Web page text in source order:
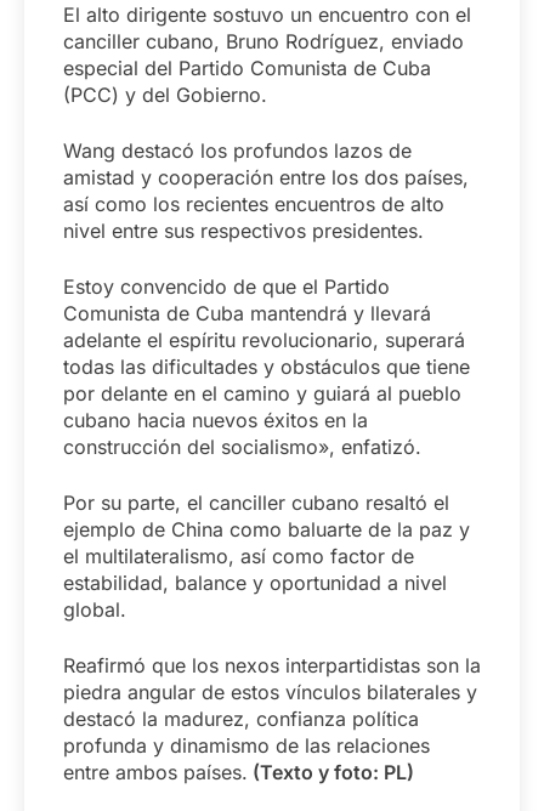
El alto dirigente sostuvo un encuentro con el
canciller cubano, Bruno Rodríguez, enviado
especial del Partido Comunista de Cuba
(PCC) y del Gobierno.
Wang destacó los profundos lazos de
amistad y cooperación entre los dos países,
así como los recientes encuentros de alto
nivel entre sus respectivos presidentes.
Estoy convencido de que el Partido
Comunista de Cuba mantendrá y llevará
adelante el espíritu revolucionario, superará
todas las dificultades y obstáculos que tiene
por delante en el camino y guiará al pueblo
cubano hacia nuevos éxitos en la
construcción del socialismo», enfatizó.
Por su parte, el canciller cubano resaltó el
ejemplo de China como baluarte de la paz y
el multilateralismo, así como factor de
estabilidad, balance y oportunidad a nivel
global.
Reafirmó que los nexos interpartidistas son la
piedra angular de estos vínculos bilaterales y
destacó la madurez, confianza política
profunda y dinamismo de las relaciones
entre ambos países. (Texto y foto: PL)